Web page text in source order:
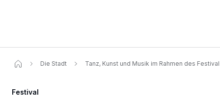
Die Stadt Tanz, Kunst und Musik im Rahmen des
Festival